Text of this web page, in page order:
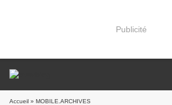
Publicité
Accueil » MOBILE.ARCHIVES